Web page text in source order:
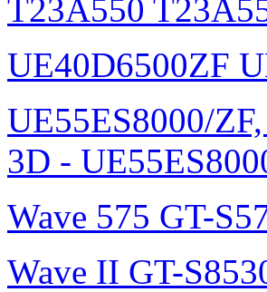
T23A550
UE40D6500ZF
UE55ES8000/
3D -
Wave 575 GT-
Wave II GT-